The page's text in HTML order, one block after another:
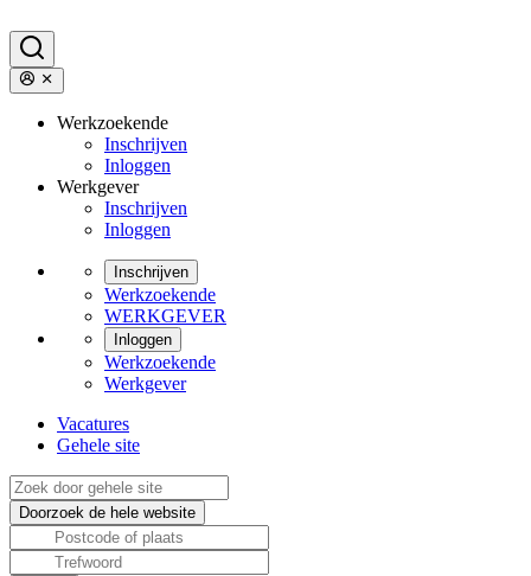
Werkzoekende
Inschrijven
Inloggen
Werkgever
Inschrijven
Inloggen
Inschrijven
Werkzoekende
WERKGEVER
Inloggen
Werkzoekende
Werkgever
Vacatures
Gehele site